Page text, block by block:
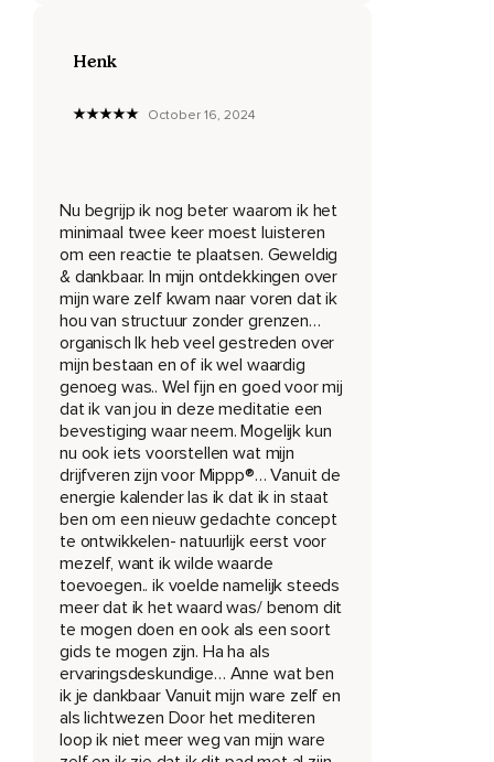
ene naar de andere en denkt erover na.
omdat je nu zelf het object van observatie bent.
geobserveerd wordt.
Hoe meer je teruggaat naar jouw jeugd,
Hoe meer het gedeelte van jou dat geobserveerd wordt
verschilt Van het gedeelte van jezelf dat nu observeert.
Zelfbeschouwing.
Op deze manier kun je de kurven van het leven zien.
De problemen,
Drama's,
Trauma's waar je doorheen bent gegaan en de doorbraken
die van invloed zijn geweest op je wezen.
Dat is één ding.
De andere kant is hoe jouw wezen,
Hoe jij,
De omstandigheden hebt beïnvloed.
Bijvoorbeeld,
Henk
October 16, 2024
Nu begrijp ik nog beter waarom ik het
minimaal twee keer moest luisteren
om een reactie te plaatsen. Geweldig
& dankbaar. In mijn ontdekkingen over
mijn ware zelf kwam naar voren dat ik
hou van structuur zonder grenzen…
organisch Ik heb veel gestreden over
mijn bestaan en of ik wel waardig
genoeg was.. Wel fijn en goed voor mij
dat ik van jou in deze meditatie een
bevestiging waar neem. Mogelijk kun
nu ook iets voorstellen wat mijn
drijfveren zijn voor Mippp®️… Vanuit de
energie kalender las ik dat ik in staat
ben om een nieuw gedachte concept
te ontwikkelen- natuurlijk eerst voor
mezelf, want ik wilde waarde
toevoegen.. ik voelde namelijk steeds
meer dat ik het waard was/ benom dit
te mogen doen en ook als een soort
gids te mogen zijn. Ha ha als
ervaringsdeskundige… Anne wat ben
ik je dankbaar Vanuit mijn ware zelf en
als lichtwezen Door het mediteren
loop ik niet meer weg van mijn ware